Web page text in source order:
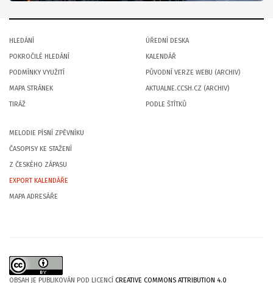
HLEDÁNÍ
POKROČILÉ HLEDÁNÍ
PODMÍNKY VYUŽITÍ
MAPA STRÁNEK
TIRÁŽ
ÚŘEDNÍ DESKA
KALENDÁŘ
PŮVODNÍ VERZE WEBU (ARCHIV)
AKTUALNE.CCSH.CZ (ARCHIV)
PODLE ŠTÍTKŮ
MELODIE PÍSNÍ ZPĚVNÍKU
ČASOPISY KE STAŽENÍ
Z ČESKÉHO ZÁPASU
EXPORT KALENDÁŘE
MAPA ADRESÁŘE
OBSAH JE PUBLIKOVÁN POD LICENCÍ CREATIVE COMMONS ATTRIBUTION 4.0